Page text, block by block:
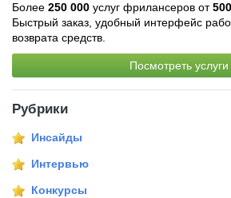
Более 250 000 услуг фрилансеров от
Быстрый заказ, удобный интерфейс
возврата средств.
Посмотреть услуги
Рубрики
Инсайды
Интервью
Конкурсы